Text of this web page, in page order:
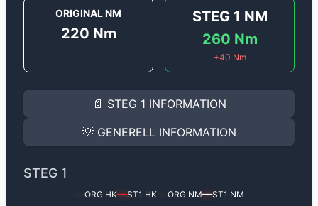
ORIGINAL NM
220 Nm
STEG 1 NM
260 Nm
+40 Nm
📄 STEG 1 INFORMATION
INFORMATION
Steg 1
Renault Captur / QM3
Effekten ökar från90 hk till115 hkoch vridmomentet
(+25 hk & +40 Nm).
Ger mer effekt, högre vridmoment, lägre
Steg 1 mjukvara justerar vi ett antal
💡 GENERELL INFORMATION
✅ All mjukvara är skräddarsydd för din bil
✅ Felsökning inann samt efter optimering
STEG 1
--ORG HK━━ST1 HK--ORG NM━━ST1 NM